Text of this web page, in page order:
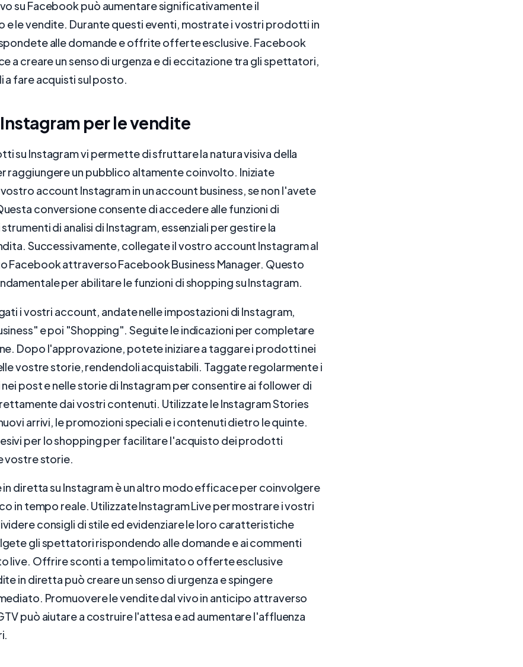
su Facebook può aumentare significativamente il
e le vendite. Durante questi eventi, mostrate i vostri prodotti in
alle domande e offrite offerte esclusive. Facebook
a creare un senso di urgenza e di eccitazione tra gli spettatori,
a fare acquisti sul posto.
per le vendite
su Instagram vi permette di sfruttare la natura visiva della
raggiungere un pubblico altamente coinvolto. Iniziate
account Instagram in un account business, se non l'avete
conversione consente di accedere alle funzioni di
di analisi di Instagram, essenziali per gestire la
Successivamente, collegate il vostro account Instagram al
Facebook attraverso Facebook Business Manager. Questo
per abilitare le funzioni di shopping su Instagram.
i vostri account, andate nelle impostazioni di Instagram,
e poi "Shopping". Seguite le indicazioni per completare
Dopo l'approvazione, potete iniziare a taggare i prodotti nei
vostre storie, rendendoli acquistabili. Taggate regolarmente i
post e nelle storie di Instagram per consentire ai follower di
dai vostri contenuti. Utilizzate le Instagram Stories
arrivi, le promozioni speciali e i contenuti dietro le quinte.
per lo shopping per facilitare l'acquisto dei prodotti
vostre storie.
diretta su Instagram è un altro modo efficace per coinvolgere
in tempo reale. Utilizzate Instagram Live per mostrare i vostri
consigli di stile ed evidenziare le loro caratteristiche
gli spettatori rispondendo alle domande e ai commenti
live. Offrire sconti a tempo limitato o offerte esclusive
in diretta può creare un senso di urgenza e spingere
Promuovere le vendite dal vivo in anticipo attraverso
può aiutare a costruire l'attesa e ad aumentare l'affluenza